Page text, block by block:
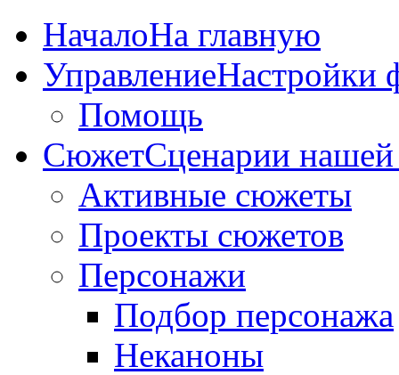
НачалоНа главную
УправлениеНастройки
Помощь
СюжетСценарии
Активные сюжеты
Проекты сюжетов
Персонажи
Подбор персонажа
Неканоны